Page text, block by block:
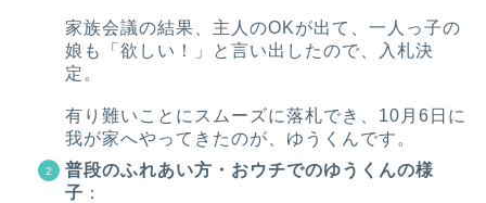
家族会議の結果、主人のOKが出て、一人っ子の
娘も「欲しい！」と言い出したので、入札決
定。
有り難いことにスムーズに落札でき、10月6日に
我が家へやってきたのが、ゆうくんです。
普段のふれあい方・おウチでのゆうくんの様
子 ：